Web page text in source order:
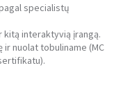
specialistų
interaktyvią įrangą.
tobuliname (MC